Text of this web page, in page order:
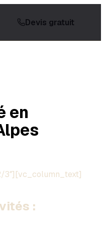
Devis gratuit
en
3″][vc_column_text]
: